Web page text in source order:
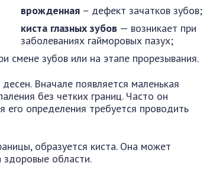
врожденная – дефект зачатков зубов;
киста глазных зубов — возникает при
заболеваниях гайморовых пазух;
смене зубов или на этапе прорезывания.
Вначале появляется маленькая
без четких границ. Часто он
определения требуется проводить
образуется киста. Она может
здоровые области.